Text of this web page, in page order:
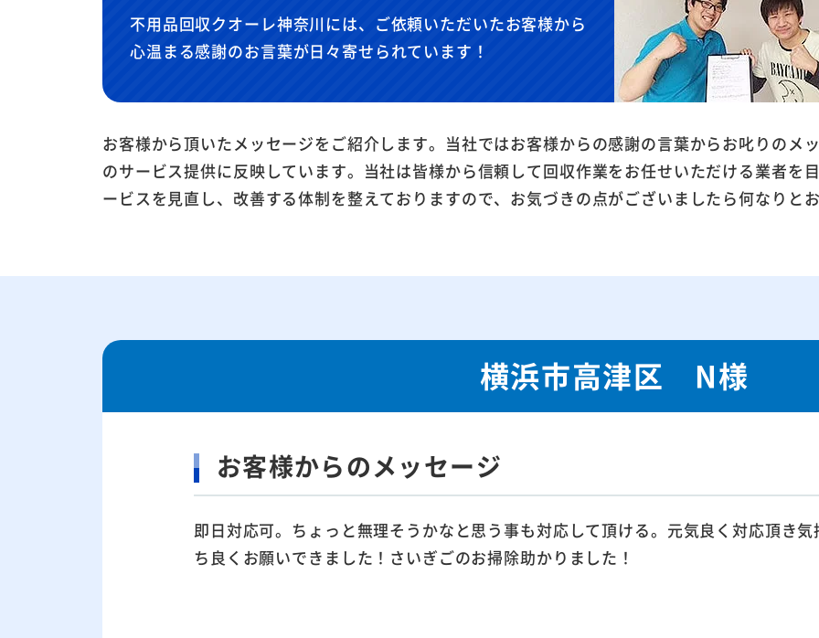
不用品回収クオーレ神奈川には、ご依頼いただいたお客様から
心温まる感謝のお言葉が日々寄せられています！
お客様から頂いたメッセージをご紹介します。当社ではお客様からの感謝の言葉からお叱りのメ
のサービス提供に反映しています。当社は皆様から信頼して回収作業をお任せいただける業者を
ービスを見直し、改善する体制を整えておりますので、お気づきの点がございましたら何なりと
横浜市高津区 N様
お客様からのメッセージ
即日対応可。ちょっと無理そうかなと思う事も対応して頂ける。元気良く対応頂き気
ち良くお願いできました！さいぎごのお掃除助かりました！